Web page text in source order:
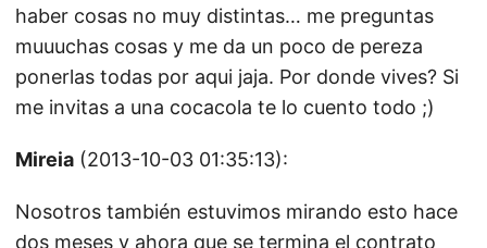
haber cosas no muy distintas… me preguntas
muuuchas cosas y me da un poco de pereza
ponerlas todas por aqui jaja. Por donde vives? Si
me invitas a una cocacola te lo cuento todo ;)
Mireia (2013-10-03 01:35:13):
Nosotros también estuvimos mirando esto hace
dos meses y ahora que se termina el contrato